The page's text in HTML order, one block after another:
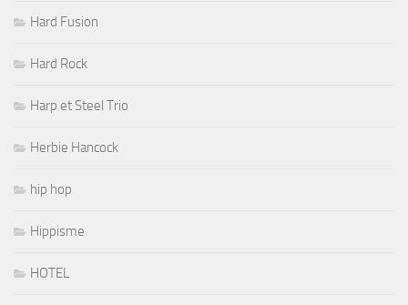
Hard Fusion
Hard Rock
Harp et Steel Trio
Herbie Hancock
hip hop
Hippisme
HOTEL